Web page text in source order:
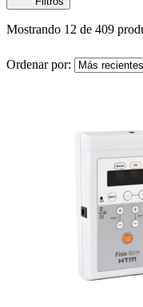
Mostrando 12 de 409
Ordenar por: